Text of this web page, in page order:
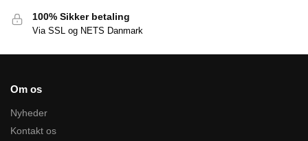
100% Sikker betaling
Via SSL og NETS Danmark
Om os
Nyheder
Kontakt os